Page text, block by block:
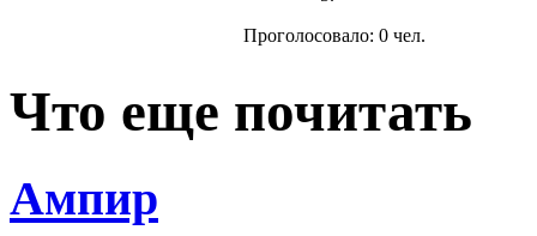
Проголосовало: 0 чел.
Что еще почитать
Ампир